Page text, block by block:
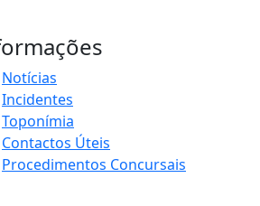
Notícias
Incidentes
Toponímia
Contactos Úteis
Procedimentos Concursais